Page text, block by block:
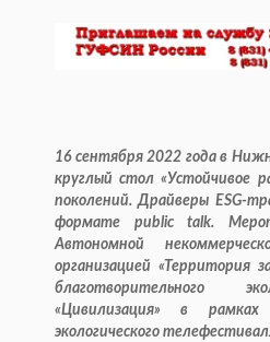
16 сентября 2022 года в
круглый стол «Устойчивое
поколений. Драйверы ESG-
формате public talk.
Автономной
организацией «Территория
благотворительного
«Цивилизация» в
экологического